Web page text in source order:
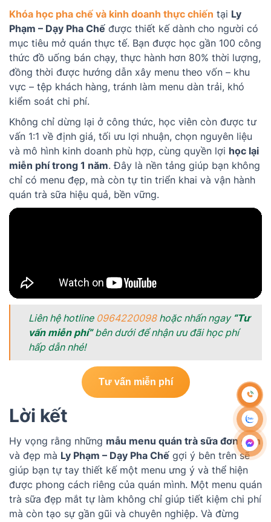
Khóa học pha chế và kinh doanh thực chiến tại Ly
Phạm – Dạy Pha Chế được thiết kế dành cho người có
mục tiêu mở quán thực tế. Bạn được học gần 100 công
thức đồ uống bán chạy, thực hành hơn 80% thời lượng,
đồng thời được hướng dẫn xây menu theo vốn – khu
vực – tệp khách hàng, tránh làm menu dàn trải, khó
kiểm soát chi phí.
Không chỉ dừng lại ở công thức, học viên còn được tư
vấn 1:1 về định giá, tối ưu lợi nhuận, chọn nguyên liệu
và mô hình kinh doanh phù hợp, cùng quyền lợi học lại
miễn phí trong 1 năm. Đây là nền tảng giúp bạn không
chỉ có menu đẹp, mà còn tự tin triển khai và vận hành
quán trà sữa hiệu quả, bền vững.
Liên hệ hotline 0964220098hoặc nhấn ngay “Tư
vấn miễn phí”bên dưới để nhận ưu đãi học phí
hấp dẫn nhé!
Tư vấn miễn phí
Lời kết
Hy vọng rằng những mẫu menu quán trà sữa đơn giản
và đẹp mà Ly Phạm – Dạy Pha Chế gợi ý bên trên sẽ
giúp bạn tự tay thiết kế một menu ưng ý và thể hiện
được phong cách riêng của quán mình. Một menu quán
trà sữa đẹp mắt tự làm không chỉ giúp tiết kiệm chi phí
mà còn tạo sự gần gũi và chuyên nghiệp. Và đừng